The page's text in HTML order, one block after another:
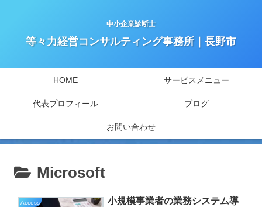
中小企業診断士
等々力経営コンサルティング事務所｜長野市
HOME サービスメニュー
代表プロフィール ブログ
お問い合わせ
Microsoft
Access
小規模事業者の業務システム導